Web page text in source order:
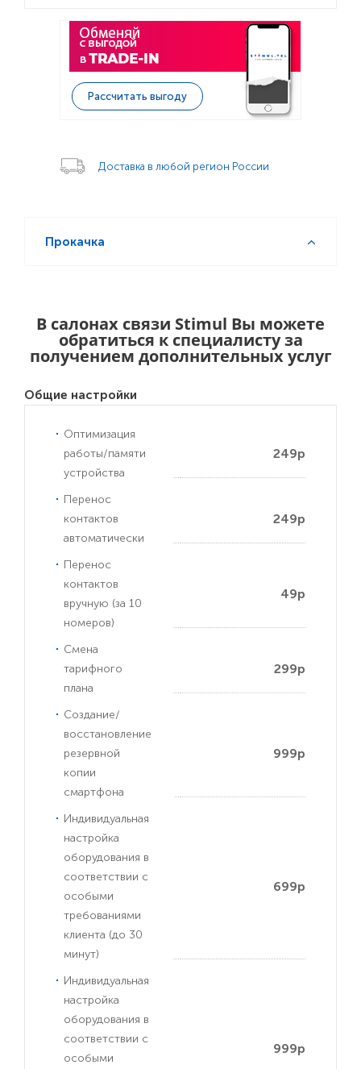
Рассчитать выгоду
Доставка в любой регион России
Прокачка
В салонах связи Stimul Вы можете
обратиться к специалисту за
получением дополнительных услуг
Общие настройки
Оптимизация
работы/памяти
устройства
249р
Перенос
контактов
автоматически
249р
Перенос
контактов
вручную (за 10
номеров)
49р
Смена
тарифного
плана
299р
Создание/
восстановление
резервной
копии
смартфона
999р
Индивидуальная
настройка
оборудования в
соответствии с
особыми
требованиями
клиента (до 30
минут)
699р
Индивидуальная
настройка
оборудования в
соответствии с
особыми
999р